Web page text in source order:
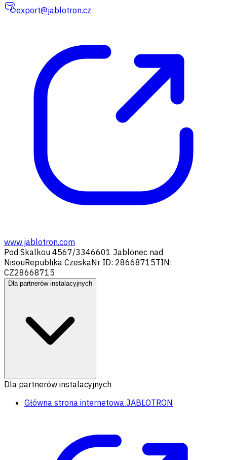
export@jablotron.cz
www.jablotron.com
Pod Skalkou 4567/3346601 Jablonec nad
NisouRepublika CzeskaNr ID: 28668715TIN:
CZ28668715
Dla partnerów instalacyjnych
Dla partnerów instalacyjnych
Główna strona internetowa JABLOTRON